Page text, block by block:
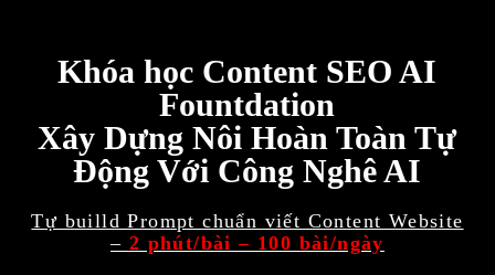
Khóa học Content SEO AI
Fountdation
Xây Dựng Nôi Hoàn Toàn Tự
Động Với Công Nghê AI
Tự builld Prompt chuẩn viết Content Website
– 2 phút/bài – 100 bài/ngày